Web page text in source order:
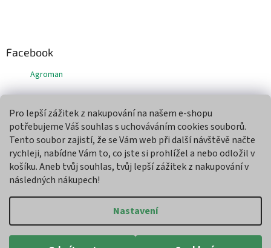
Pro lepší zážitek z nakupování na našem e-shopu
potřebujeme Váš souhlas s uchováváním cookies souborů.
Tento soubor zajistí, že se Vám web při další návštěvě načte
rychleji, nabídne Vám to, co jste si prohlížel a nebo odložil v
košíku. Aneb tvůj souhlas, tvůj lepší zážitek z nakupování v
následných nákupech!
Nastavení
Facebook
Agroman
Přijímáme online platby
Copyright 2026Agroman. Všechna práva vyhrazena.Upravit